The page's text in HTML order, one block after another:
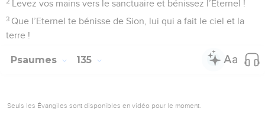
Levez vos mains vers le sanctuaire et bénissez l’Eternel !
3 Que l’Eternel te bénisse de Sion, lui qui a fait le ciel et la
terre !
Psaumes 135
Seuls les Évangiles sont disponibles en vidéo pour le moment.